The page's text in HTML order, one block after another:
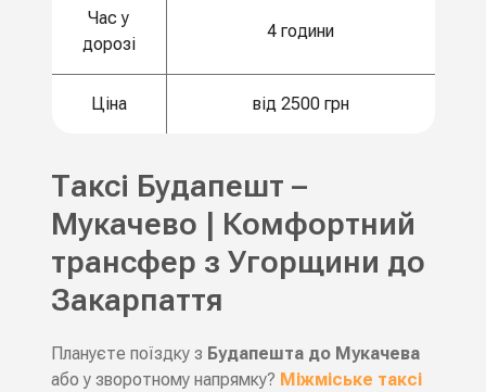
Час у
дорозі
4 години
Ціна від 2500 грн
Таксі Будапешт –
Мукачево | Комфортний
трансфер з Угорщини до
Закарпаття
Плануєте поїздку з Будапешта до Мукачева
або у зворотному напрямку? Міжміське таксі